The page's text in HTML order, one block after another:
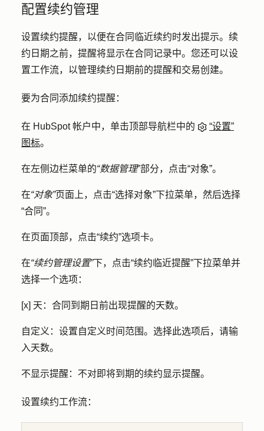
配置续约管理
设置续约提醒，以便在合同临近续约时发出提示。续
约日期之前，提醒将显示在合同记录中。您还可以设
置工作流，以管理续约日期前的提醒和交易创建。
要为合同添加续约提醒：
在 HubSpot 帐户中，单击顶部导航栏中的
“设置”
图标。
在左侧边栏菜单的“数据管理”部分，点击“对象”。
在“对象”页面上，点击“选择对象”下拉菜单，然后选择
“合同”。
在页面顶部，点击“续约”选项卡。
在“续约管理设置”下，点击“续约临近提醒”下拉菜单并
选择一个选项：
[x] 天 ：合同到期日前出现提醒的天数。
自定义 ：设置自定义时间范围。选择此选项后，请输
入天数。
不显示提醒： 不对即将到期的续约显示提醒。
设置续约工作流：